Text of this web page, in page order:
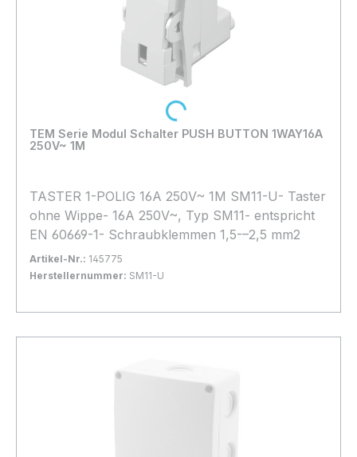
TEM Serie Modul Schalter PUSH BUTTON 1WAY16A
250V~ 1M
TASTER 1-POLIG 16A 250V~ 1M SM11-U- Taster
ohne Wippe- 16A 250V~, Typ SM11- entspricht
EN 60669-1- Schraubklemmen 1,5-–2,5 mm2
Artikel-Nr.: 145775
Herstellernummer: SM11-U
In den Warenkorb
Loading...